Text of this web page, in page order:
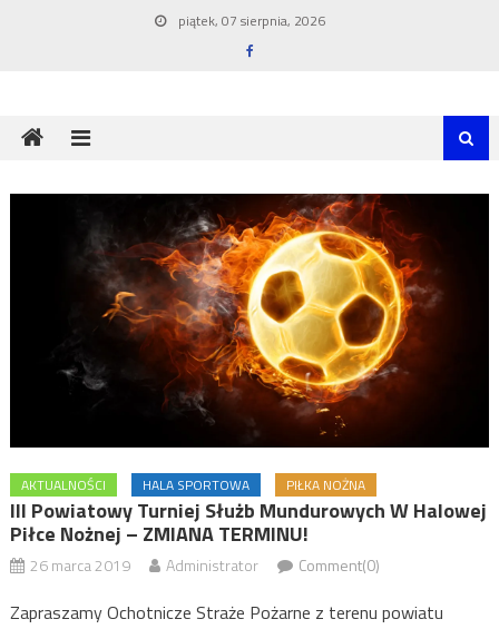
piątek, 07 sierpnia, 2026
AKTUALNOŚCI HALA SPORTOWA PIŁKA NOŻNA
III Powiatowy Turniej Służb Mundurowych W Halowej
Piłce Nożnej – ZMIANA TERMINU!
26 marca 2019 Administrator Comment(0)
Zapraszamy Ochotnicze Straże Pożarne z terenu powiatu